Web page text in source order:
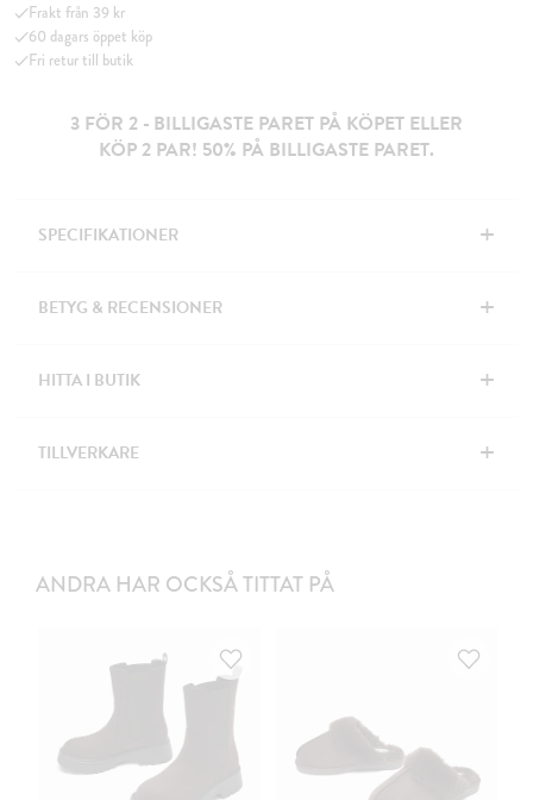
Frakt från 39 kr
60 dagars öppet köp
Fri retur till butik
3 FÖR 2 - BILLIGASTE PARET PÅ KÖPET ELLER
KÖP 2 PAR! 50% PÅ BILLIGASTE PARET.
SPECIFIKATIONER +
BETYG & RECENSIONER +
HITTA I BUTIK +
TILLVERKARE +
ANDRA HAR OCKSÅ TITTAT PÅ